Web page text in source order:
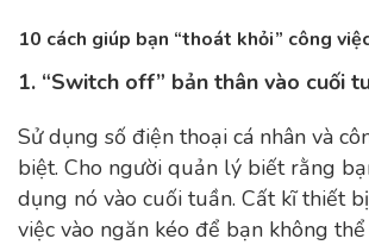
10 cách giúp bạn “thoát khỏi” công
1. “Switch off” bản thân vào cuối
Sử dụng số điện thoại cá nhân và
biệt. Cho người quản lý biết rằng
dụng nó vào cuối tuần. Cất kĩ thiết
việc vào ngăn kéo để bạn không